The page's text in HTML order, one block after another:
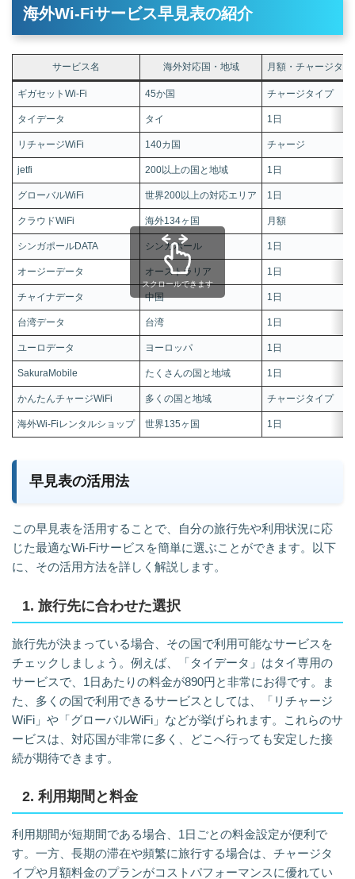
海外Wi-Fiサービス早見表の紹介
サービス名 海外対応国・地域 月額・チャージタイ
ギガセットWi-Fi 45か国 チャージタイプ
タイデータ タイ 1日
リチャージWiFi 140カ国 チャージ
jetfi 200以上の国と地域 1日
グローバルWiFi 世界200以上の対応エリア 1日
クラウドWiFi 海外134ヶ国 月額
シンガポールDATA シンガポール 1日
オージーデータ オーストラリア 1日
チャイナデータ 中国 1日
台湾データ 台湾 1日
ユーロデータ ヨーロッパ 1日
SakuraMobile たくさんの国と地域 1日
かんたんチャージWiFi 多くの国と地域 チャージタイプ
海外Wi-Fiレンタルショップ 世界135ヶ国 1日
スクロールできます
早見表の活用法
この早見表を活用することで、自分の旅行先や利用状況に応
じた最適なWi-Fiサービスを簡単に選ぶことができます。以下
に、その活用方法を詳しく解説します。
1. 旅行先に合わせた選択
旅行先が決まっている場合、その国で利用可能なサービスを
チェックしましょう。例えば、「タイデータ」はタイ専用の
サービスで、1日あたりの料金が890円と非常にお得です。ま
た、多くの国で利用できるサービスとしては、「リチャージ
WiFi」や「グローバルWiFi」などが挙げられます。これらのサ
ービスは、対応国が非常に多く、どこへ行っても安定した接
続が期待できます。
2. 利用期間と料金
利用期間が短期間である場合、1日ごとの料金設定が便利で
す。一方、長期の滞在や頻繁に旅行する場合は、チャージタ
イプや月額料金のプランがコストパフォーマンスに優れてい